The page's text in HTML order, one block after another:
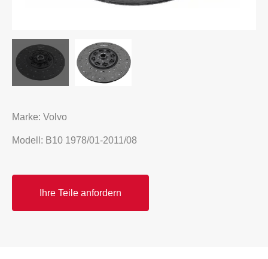
Marke: Volvo
Modell: B10 1978/01-2011/08
Ihre Teile anfordern